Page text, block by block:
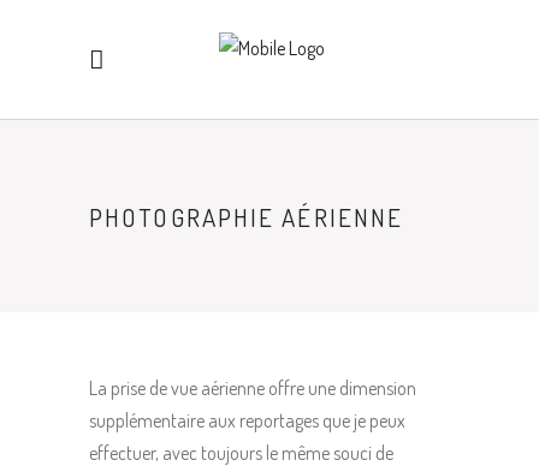
PHOTOGRAPHIE AÉRIENNE
La prise de vue aérienne offre une dimension
supplémentaire aux reportages que je peux
effectuer, avec toujours le même souci de